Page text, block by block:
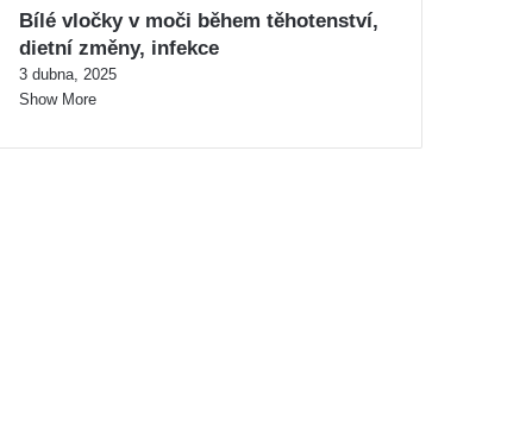
Bílé vločky v moči během těhotenství,
dietní změny, infekce
3 dubna, 2025
Show More